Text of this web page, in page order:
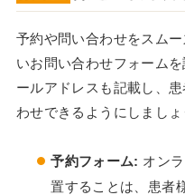
予約や問い合わせをスム
いお問い合わせフォーム
ールアドレスも記載し、
わせできるようにしましょ
予約フォーム: オン
置することは、患者